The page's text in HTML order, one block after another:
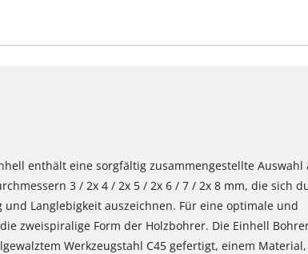
enthält eine sorgfältig zusammengestellte Auswahl
3 / 2x 4 / 2x 5 / 2x 6 / 7 / 2x 8 mm, die sich
Langlebigkeit auszeichnen. Für eine optimale und
zweispiralige Form der Holzbohrer. Die Einhell
Werkzeugstahl C45 gefertigt, einem